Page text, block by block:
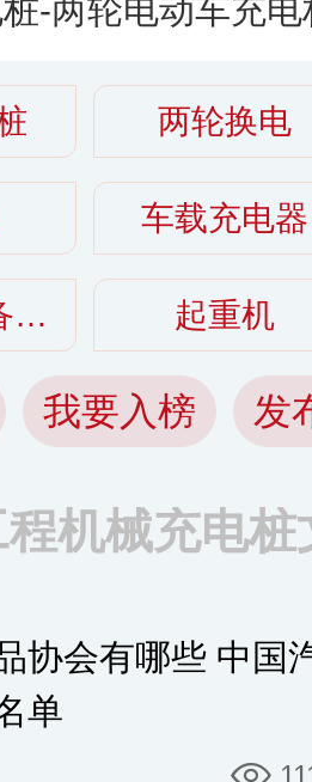
-两轮电动车充
两轮换电
车载充电器
工业机械设备和配件 起重机
我要入榜 发
程机械充电桩
协会有哪些 中国
单